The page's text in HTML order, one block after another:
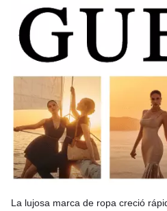
La lujosa marca de ropa creció